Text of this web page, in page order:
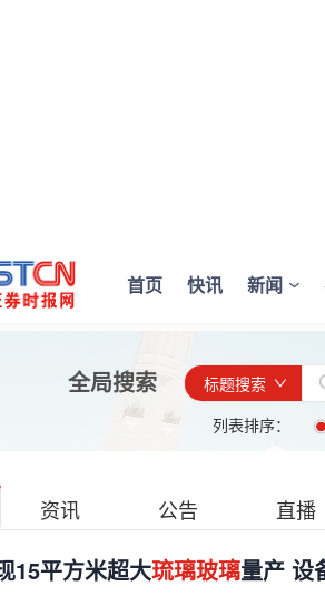
首页 快讯 新闻
全局搜索
标题搜索
列表排序：
资讯 公告 直播
15平方米超大琉璃玻璃量产 设